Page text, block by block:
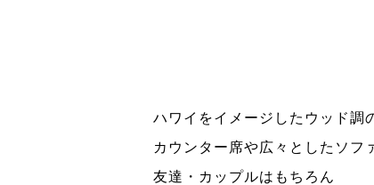
ハワイをイメージしたウッド調
カウンター席や広々としたソフ
友達・カップルはもちろん